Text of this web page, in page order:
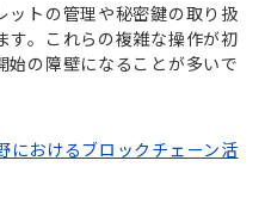
ットの管理や秘密鍵の取り扱
す。これらの複雑な操作が初
始の障壁になることが多いで
におけるブロックチェーン活